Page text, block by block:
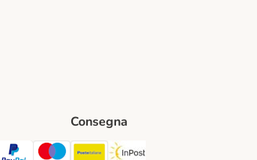
Consegna
Poste Italiane. Shipping Method